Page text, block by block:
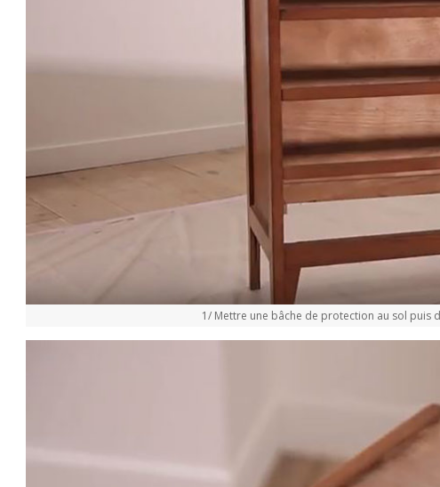
1/ Mettre une bâche de protection au sol puis